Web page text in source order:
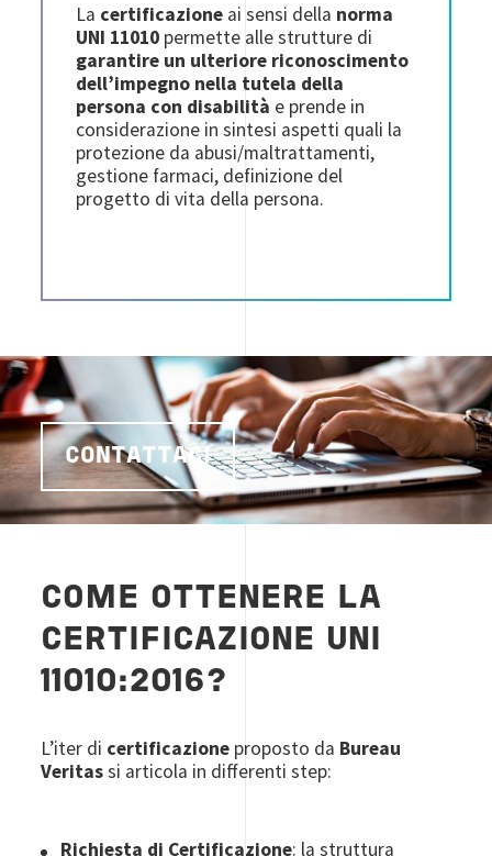
La certificazione ai sensi della norma
UNI 11010 permette alle strutture di
garantire un ulteriore riconoscimento
dell’impegno nella tutela della
persona con disabilità e prende in
considerazione in sintesi aspetti quali la
protezione da abusi/maltrattamenti,
gestione farmaci, definizione del
progetto di vita della persona.
CONTATTACI
COME OTTENERE LA
CERTIFICAZIONE UNI
11010:2016?
L’iter di certificazione proposto da Bureau
Veritassi articola in differenti step:
Richiesta di Certificazione: la struttura